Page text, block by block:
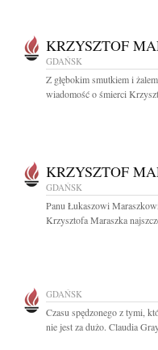
KRZYSZTOF
GDAŃSK
Z głębokim smutkiem i
wiadomość o śmierci
KRZYSZTOF
GDAŃSK
Panu Łukaszowi
Krzysztofa Maraszka
GDAŃSK
Czasu spędzonego z tymi,
nie jest za dużo. Claudia